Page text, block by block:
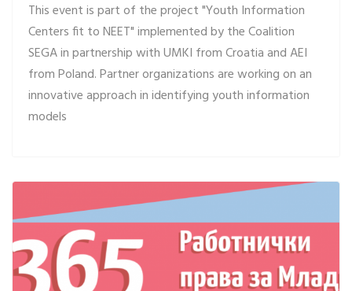
This event is part of the project "Youth Information
Centers fit to NEET" implemented by the Coalition
SEGA in partnership with UMKI from Croatia and AEI
from Poland. Partner organizations are working on an
innovative approach in identifying youth information
models